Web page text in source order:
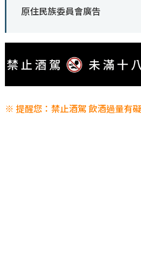
原住民族委員會廣告
※ 提醒您：禁止酒駕 飲酒過量有